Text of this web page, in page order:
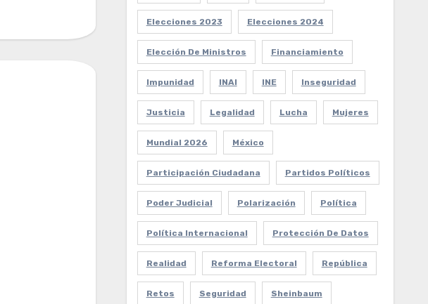
Elecciones 2023 Elecciones 2024
Elección De Ministros Financiamiento
Impunidad INAI INE Inseguridad
Justicia Legalidad Lucha Mujeres
Mundial 2026 México
Participación Ciudadana Partidos Políticos
Poder Judicial Polarización Política
Política Internacional Protección De Datos
Realidad Reforma Electoral República
Retos Seguridad Sheinbaum